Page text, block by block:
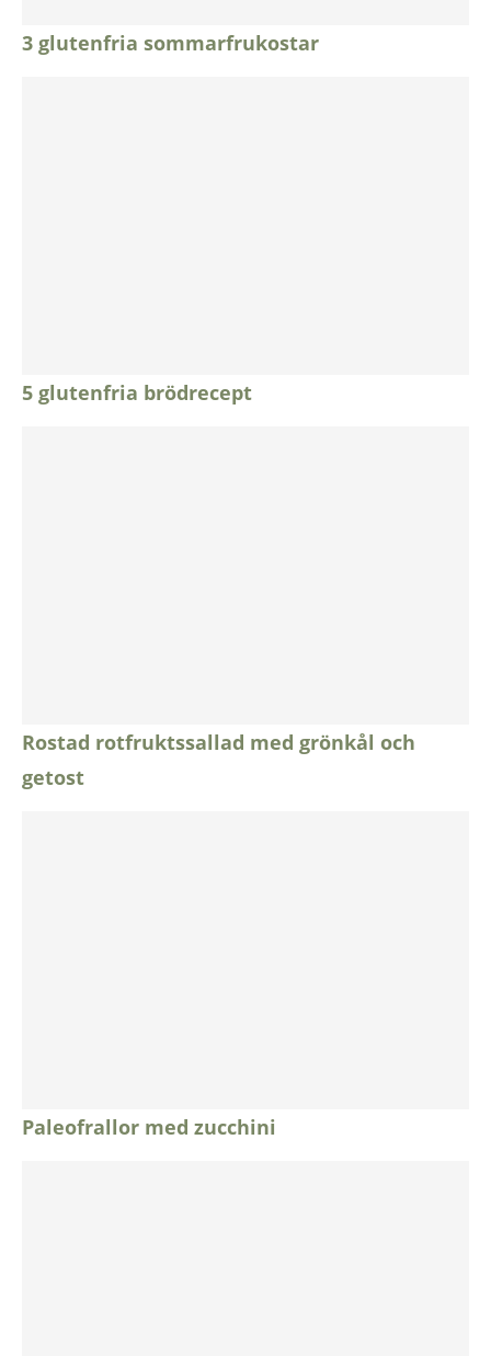
3 glutenfria sommarfrukostar
5 glutenfria brödrecept
Rostad rotfruktssallad med grönkål och
getost
Paleofrallor med zucchini